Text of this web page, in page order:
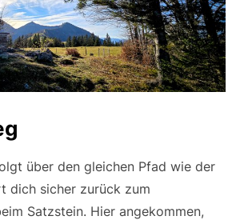
über den gleichen Pfad wie der
dich sicher zurück zum
Satzstein. Hier angekommen,